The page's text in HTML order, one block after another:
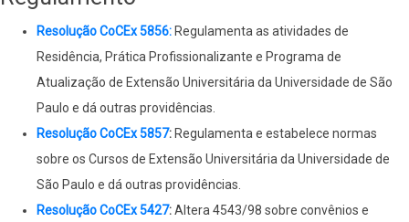
Resolução CoCEx 5856: Regulamenta as atividades de
Residência, Prática Profissionalizante e Programa de
Atualização de Extensão Universitária da Universidade de São
Paulo e dá outras providências.
Resolução CoCEx 5857: Regulamenta e estabelece normas
sobre os Cursos de Extensão Universitária da Universidade de
São Paulo e dá outras providências.
Resolução CoCEx 5427:Altera 4543/98 sobre convênios e